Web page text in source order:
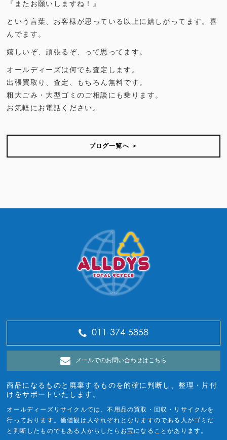
『またお願いしますね！』
という言葉、お客様が思っている以上に嬉しがってます。喜
んでます。
嬉しいぞ、頑張るぞ、って思ってます。
オールディーズは何でも査定します。
出張買取り、査定、もちろん無料です。
粗大ごみ・大型ゴミのご相談にも乗ります。
お気軽にお電話ください。
ブログ一覧へ ＞
011-374-5858
メールでのお問い合わせはこちら
商品になるものと廃棄するものを的確に判断し、整理・片付
けをサポートいたします。
オールディーズリサイクルでは、不用品の買取・回収・リサイクルを
行っております。価値観は人それぞれとなりますのである人がゴミだ
と判断したものでもある人からしたらお宝になることがあります。